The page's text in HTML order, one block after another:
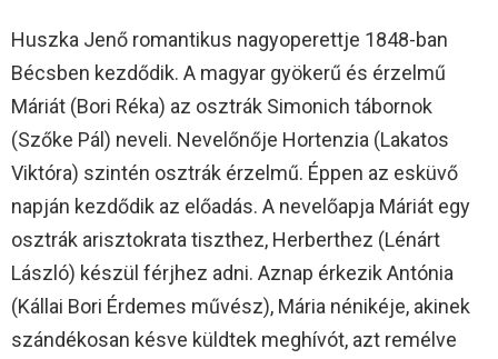
Huszka Jenő romantikus nagyoperettje 1848-ban
Bécsben kezdődik. A magyar gyökerű és érzelmű
Máriát (Bori Réka) az osztrák Simonich tábornok
(Szőke Pál) neveli. Nevelőnője Hortenzia (Lakatos
Viktóra) szintén osztrák érzelmű. Éppen az esküvő
napján kezdődik az előadás. A nevelőapja Máriát egy
osztrák arisztokrata tiszthez, Herberthez (Lénárt
László) készül férjhez adni. Aznap érkezik Antónia
(Kállai Bori Érdemes művész), Mária nénikéje, akinek
szándékosan késve küldtek meghívót, azt remélve